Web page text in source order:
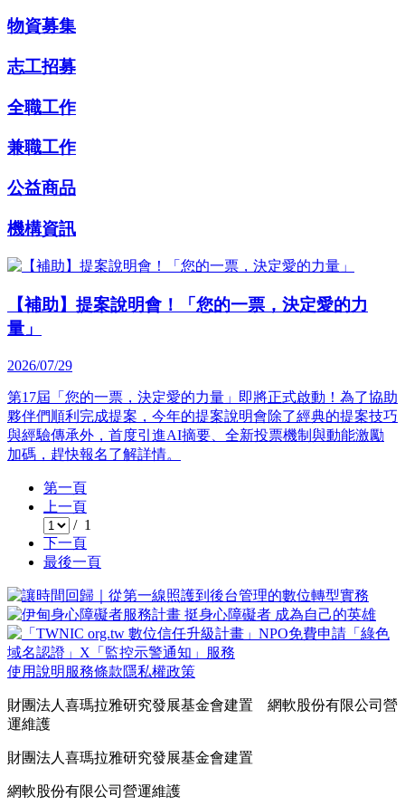
物資募集
志工招募
全職工作
兼職工作
公益商品
機構資訊
【補助】提案說明會！「您的一票，決定愛的力
量」
2026/07/29
第17屆「您的一票，決定愛的力量」即將正式啟動！為了協助
夥伴們順利完成提案，今年的提案說明會除了經典的提案技巧
與經驗傳承外，首度引進AI摘要、全新投票機制與動能激勵
加碼，趕快報名了解詳情。
第一頁
上一頁
/ 1
下一頁
最後一頁
使用說明 服務條款隱私權政策
財團法人喜瑪拉雅研究發展基金會建置 網軟股份有限公司營
運維護
財團法人喜瑪拉雅研究發展基金會建置
網軟股份有限公司營運維護